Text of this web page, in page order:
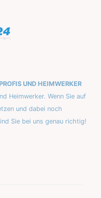
UND HEIMWERKER
Heimwerker. Wenn Sie auf
und dabei noch
Sie bei uns genau richtig!